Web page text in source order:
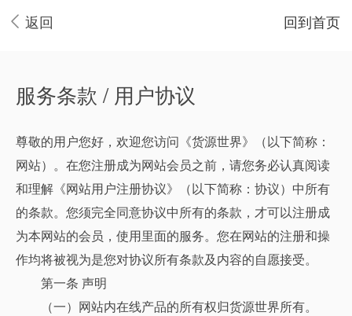
返回 回到首页
服务条款 / 用户协议
尊敬的用户您好，欢迎您访问《货源世界》（以下简称：
网站）。在您注册成为网站会员之前，请您务必认真阅读
和理解《网站用户注册协议》（以下简称：协议）中所有
的条款。您须完全同意协议中所有的条款，才可以注册成
为本网站的会员，使用里面的服务。您在网站的注册和操
作均将被视为是您对协议所有条款及内容的自愿接受。
第一条 声明
（一）网站内在线产品的所有权归货源世界所有。